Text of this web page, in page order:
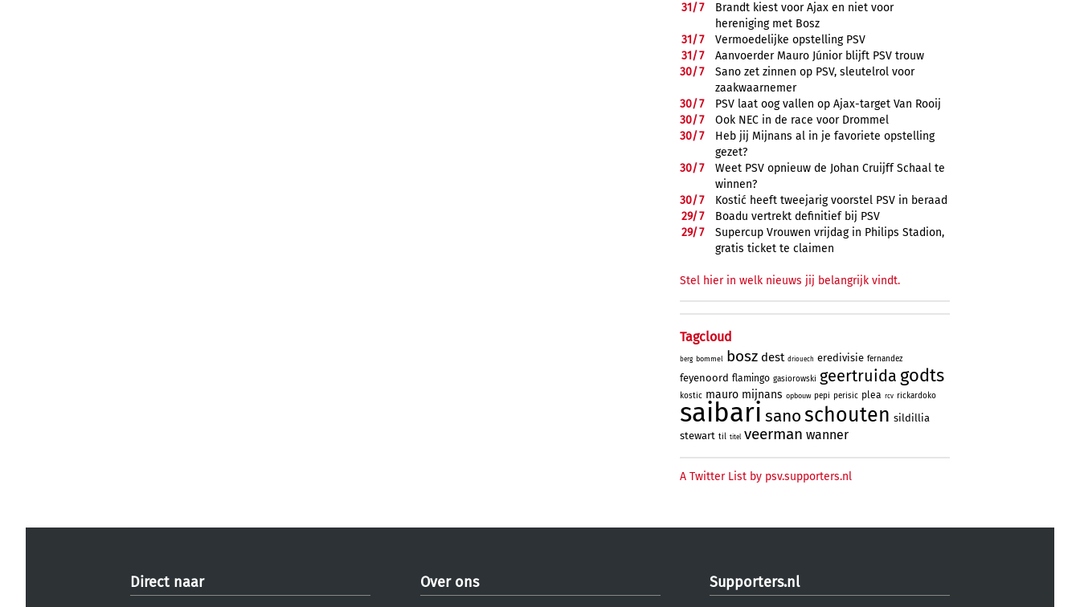
31/7
Brandt kiest voor Ajax en niet voor
hereniging met Bosz
31/7
Vermoedelijke opstelling PSV
31/7
Aanvoerder Mauro Júnior blijft PSV trouw
30/7
Sano zet zinnen op PSV, sleutelrol voor
zaakwaarnemer
30/7
PSV laat oog vallen op Ajax-target Van Rooij
30/7
Ook NEC in de race voor Drommel
30/7
Heb jij Mijnans al in je favoriete opstelling
gezet?
30/7
Weet PSV opnieuw de Johan Cruijff Schaal te
winnen?
30/7
Kostić heeft tweejarig voorstel PSV in beraad
29/7
Boadu vertrekt definitief bij PSV
29/7
Supercup Vrouwen vrijdag in Philips Stadion,
gratis ticket te claimen
Stel hier in welk nieuws jij belangrijk vindt.
Tagcloud
berg bommel bosz dest driouech eredivisie fernandez
feyenoord flamingo gasiorowski geertruida godts
kostic mauro mijnans opbouw pepi perisic plea rcv rickardoko
saibari sanoschouten sildillia
stewart til titel veerman wanner
A Twitter List by psv.supporters.nl
Direct naar Over ons Supporters.nl